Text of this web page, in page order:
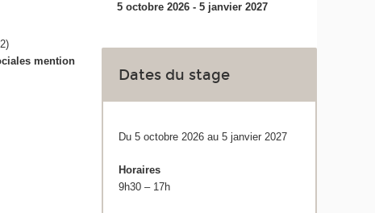
mention
5 octobre 2026 - 5 janvier 2027
Dates du stage
Du 5 octobre 2026 au 5 janvier 2027
Horaires
9h30 – 17h